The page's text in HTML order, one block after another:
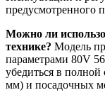
предусмотренного
Можно ли
технике? Модель
параметрами 80V
убедиться в
мм) и посадочных